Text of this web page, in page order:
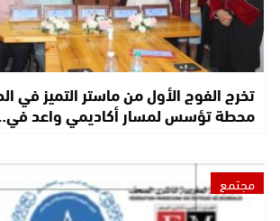
تخرج الفوج الأول من ماستر التميز في
محطة تؤسس لمسار أكاديمي واعد
مجتمع